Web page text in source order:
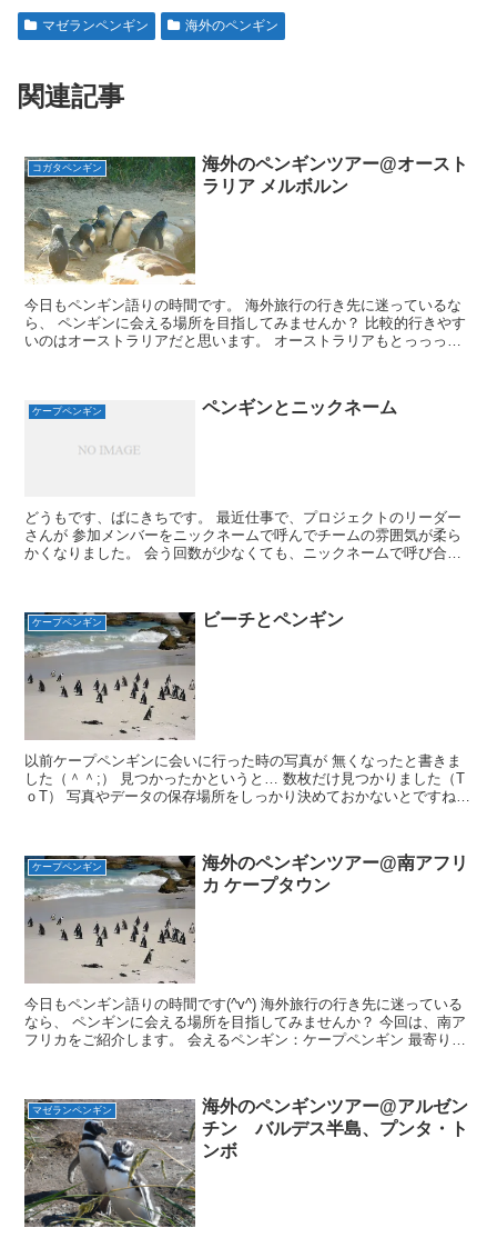
マゼランペンギン 海外のペンギン
関連記事
コガタペンギン
海外のペンギンツアー@オースト
ラリア メルボルン
今日もペンギン語りの時間です。 海外旅行の行き先に迷っているな
ら、 ペンギンに会える場所を目指してみませんか？ 比較的行きやす
いのはオーストラリアだと思います。 オーストラリアもとっっって
ケープペンギン ペンギンとニックネーム
どうもです、ばにきちです。 最近仕事で、プロジェクトのリーダー
さんが 参加メンバーをニックネームで呼んでチームの雰囲気が柔ら
かくなりました。 会う回数が少なくても、ニックネームで呼び合う
ケープペンギン ビーチとペンギン
以前ケープペンギンに会いに行った時の写真が 無くなったと書きま
した（＾＾;） 見つかったかというと… 数枚だけ見つかりました（T
ｏT） 写真やデータの保存場所をしっかり決めておかないとですね。
ケープペンギン
海外のペンギンツアー@南アフリ
カ ケープタウン
今日もペンギン語りの時間です(^v^) 海外旅行の行き先に迷っている
なら、 ペンギンに会える場所を目指してみませんか？ 今回は、南ア
フリカをご紹介します。 会えるペンギン：ケープペンギン 最寄りの
マゼランペンギン
海外のペンギンツアー@アルゼン
チン バルデス半島、プンタ・ト
ンボ